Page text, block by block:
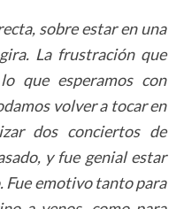
sobre estar en una
La frustración que
que esperamos con
volver a tocar en
dos conciertos de
y fue genial estar
Fue emotivo tanto para